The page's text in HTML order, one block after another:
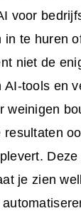
voor
in te huren
niet de
AI-tools en
weinigen
resultaten
je zien